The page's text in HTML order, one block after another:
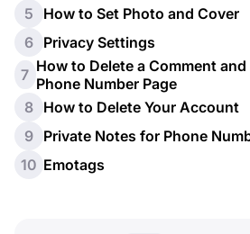
5
How to Set Photo and Cover
6 Privacy Settings
7 How to Delete a Comment
Phone Number Page
8 How to Delete Your Account
9 Private Notes for Phone
10 Emotags